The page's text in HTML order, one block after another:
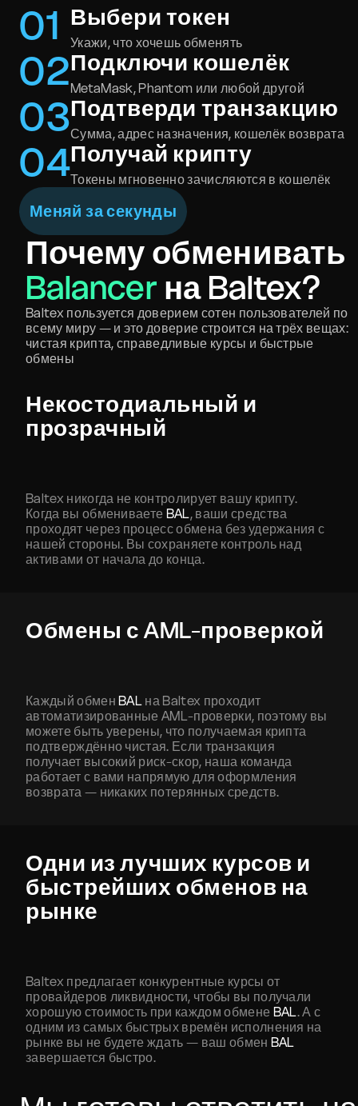
01 Выбери токен
Укажи, что хочешь обменять
02Подключи кошелёк
MetaMask, Phantom или любой другой
03Подтверди транзакцию
Сумма, адрес назначения, кошелёк возврата
04Получай крипту
Токены мгновенно зачисляются в кошелёк
Меняй за секунды
Почему обменивать
Balancer на Baltex?
Baltex пользуется доверием сотен пользователей по
всему миру — и это доверие строится на трёх вещах:
чистая крипта, справедливые курсы и быстрые
обмены
Некостодиальный и
прозрачный
Baltex никогда не контролирует вашу крипту.
Когда вы обмениваете BAL, ваши средства
проходят через процесс обмена без удержания с
нашей стороны. Вы сохраняете контроль над
активами от начала до конца.
Обмены с AML-проверкой
Каждый обменBAL на Baltex проходит
автоматизированные AML-проверки, поэтому вы
можете быть уверены, что получаемая крипта
подтверждённо чистая. Если транзакция
получает высокий риск-скор, наша команда
работает с вами напрямую для оформления
возврата — никаких потерянных средств.
Одни из лучших курсов и
быстрейших обменов на
рынке
Baltex предлагает конкурентные курсы от
провайдеров ликвидности, чтобы вы получали
хорошую стоимость при каждом обмене BAL. А с
одним из самых быстрых времён исполнения на
рынке вы не будете ждать — ваш обмен BAL
завершается быстро.